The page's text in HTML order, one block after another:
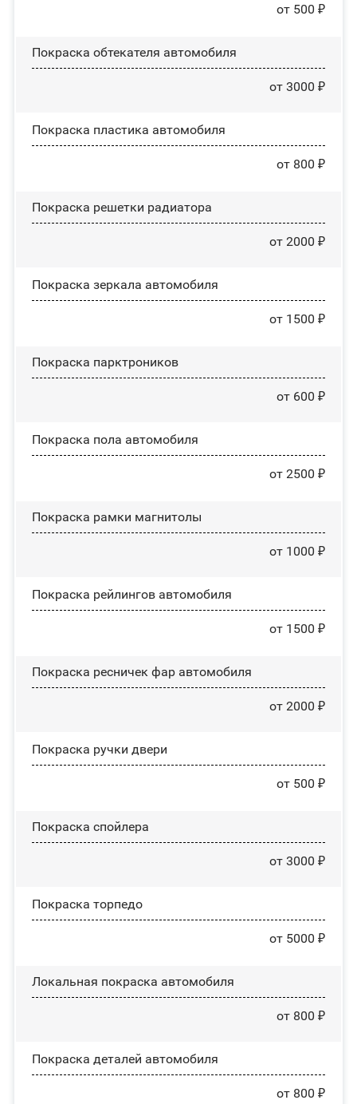
от 500 ₽
Покраска обтекателя автомобиля
от 3000 ₽
Покраска пластика автомобиля
от 800 ₽
Покраска решетки радиатора
от 2000 ₽
Покраска зеркала автомобиля
от 1500 ₽
Покраска парктроников
от 600 ₽
Покраска пола автомобиля
от 2500 ₽
Покраска рамки магнитолы
от 1000 ₽
Покраска рейлингов автомобиля
от 1500 ₽
Покраска ресничек фар автомобиля
от 2000 ₽
Покраска ручки двери
от 500 ₽
Покраска спойлера
от 3000 ₽
Покраска торпедо
от 5000 ₽
Локальная покраска автомобиля
от 800 ₽
Покраска деталей автомобиля
от 800 ₽